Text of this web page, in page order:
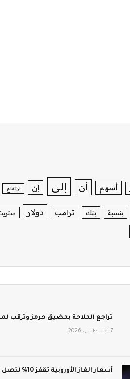
أسهم أن إلى إن ارتفاع
بنسبة بنك ترامب دولار
تراجع الملاحة بمضيق هرمز وترقب
7 أغسطس، 2026
أسعار الغاز الأوروبية تقفز 10% لتصل إلى 688 دولار لكل ألف متر مكعب